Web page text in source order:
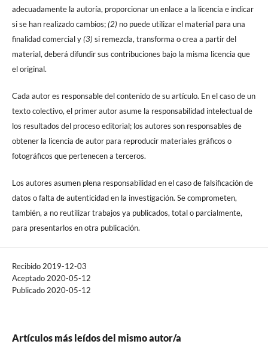
adecuadamente la autoría, proporcionar un enlace a la licencia e indicar
si se han realizado cambios;(2) no puede utilizar el material para una
finalidad comercial y(3) si remezcla, transforma o crea a partir del
material, deberá difundir sus contribuciones bajo la misma licencia que
el original.
Cada autor es responsable del contenido de su artículo. En el caso de un
texto colectivo, el primer autor asume la responsabilidad intelectual de
los resultados del proceso editorial; los autores son responsables de
obtener la licencia de autor para reproducir materiales gráficos o
fotográficos que pertenecen a terceros.
Los autores asumen plena responsabilidad en el caso de falsificación de
datos o falta de autenticidad en la investigación. Se comprometen,
también, a no reutilizar trabajos ya publicados, total o parcialmente,
para presentarlos en otra publicación.
Recibido 2019-12-03
Aceptado 2020-05-12
Publicado 2020-05-12
Artículos más leídos del mismo autor/a